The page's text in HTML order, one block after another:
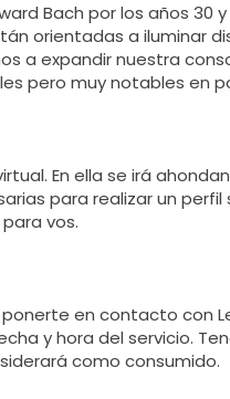
Bach por los años 30
orientadas a iluminar
a expandir nuestra
pero muy notables en
En ella se irá
para realizar un perfil
vos.
en contacto con
y hora del servicio.
como consumido.